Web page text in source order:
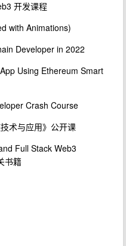
开发课程
with Animations)
Developer in 2022
Using Ethereum Smart
Crash Course
术与应用》公开课
Full Stack Web3
书籍